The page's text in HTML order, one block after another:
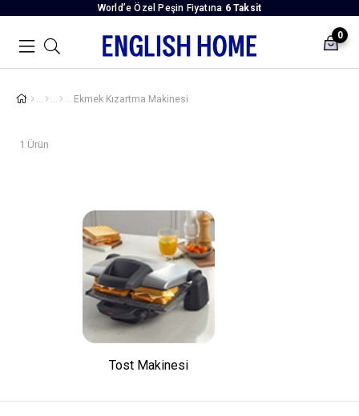
World’e Özel Peşin Fiyatına 6 Taksit
0
Ekmek Kızartma Makinesi
1 Ürün
Tost Makinesi